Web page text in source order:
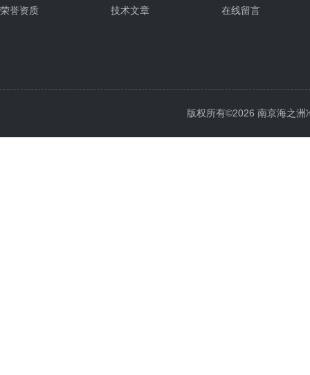
荣誉资质 技术文章 在线留言
版权所有©2026 南京海之